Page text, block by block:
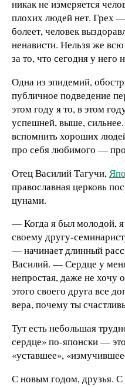
никак не измеряется
плохих людей нет. Грех
болеет, человек
ненависти. Нельзя же
за то, что сегодня у него
Одна из эпидемий,
публичное подведение
этом году я то, в этом
успешней, выше,
вспомнить хороших
про себя любимого —
Отец Василий Тагучи,
православная церковь
цунами.
— Когда я был молодой, я
своему другу-
— начинает длинный
Василий. — Сердце у
непростая, даже не хочу
этого своего друга все
вера, почему ты
Тут есть небольшая
сердце» по-японски —
«уставшее»,
С новым годом, друзья.